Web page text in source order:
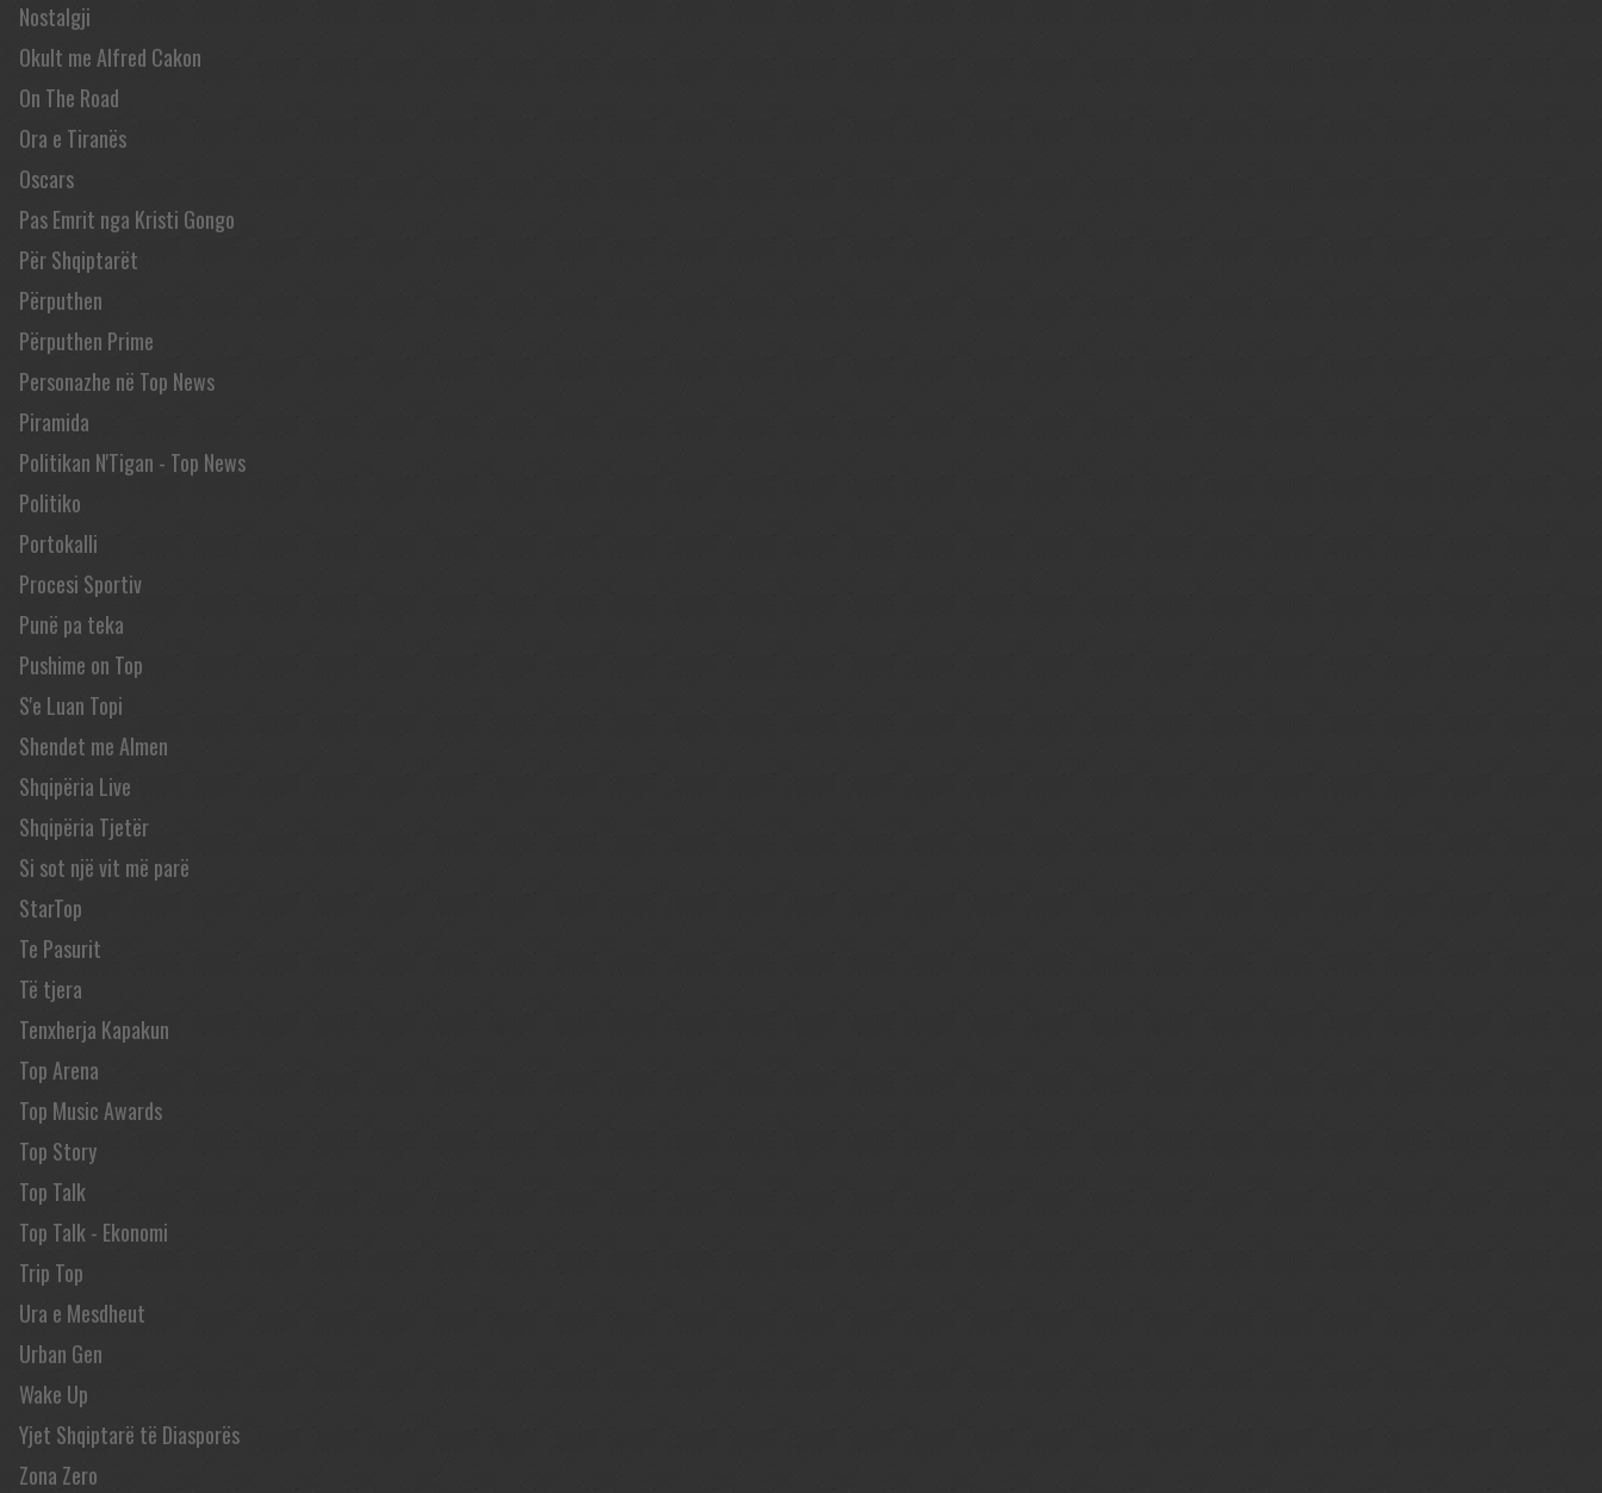
Nostalgji
Okult me Alfred Cakon
On The Road
Ora e Tiranës
Oscars
Pas Emrit nga Kristi Gongo
Për Shqiptarët
Përputhen
Përputhen Prime
Personazhe në Top News
Piramida
Politikan N'Tigan - Top News
Politiko
Portokalli
Procesi Sportiv
Punë pa teka
Pushime on Top
S'e Luan Topi
Shendet me Almen
Shqipëria Live
Shqipëria Tjetër
Si sot një vit më parë
StarTop
Te Pasurit
Të tjera
Tenxherja Kapakun
Top Arena
Top Music Awards
Top Story
Top Talk
Top Talk - Ekonomi
Trip Top
Ura e Mesdheut
Urban Gen
Wake Up
Yjet Shqiptarë të Diasporës
Zona Zero